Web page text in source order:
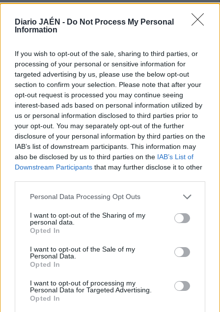
Diario JAÉN - Do Not Process My Personal
Information
If you wish to opt-out of the sale, sharing to third parties, or
processing of your personal or sensitive information for
targeted advertising by us, please use the below opt-out
section to confirm your selection. Please note that after your
opt-out request is processed you may continue seeing
interest-based ads based on personal information utilized by
us or personal information disclosed to third parties prior to
your opt-out. You may separately opt-out of the further
disclosure of your personal information by third parties on the
IAB’s list of downstream participants. This information may
also be disclosed by us to third parties on the IAB’s List of
Downstream Participants that may further disclose it to other
Personal Data Processing Opt Outs
I want to opt-out of the Sharing of my
personal data.
Opted In
I want to opt-out of the Sale of my
Personal Data.
Opted In
I want to opt-out of processing my
Personal Data for Targeted Advertising.
Opted In
de la Tapa al centro histórico, Antonio Jurado expresó su
conformidad, siempre y cuando se tomen unas medidas
móviles y evitar así el “agravio” que sufren las calles y
monumentos en este tipo de citas, que concentran a gran
cantidad de personas.